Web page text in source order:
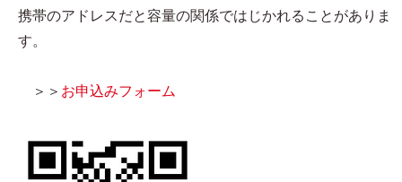
携帯のアドレスだと容量の関係ではじかれることがありま
す。
＞＞ お申込みフォーム